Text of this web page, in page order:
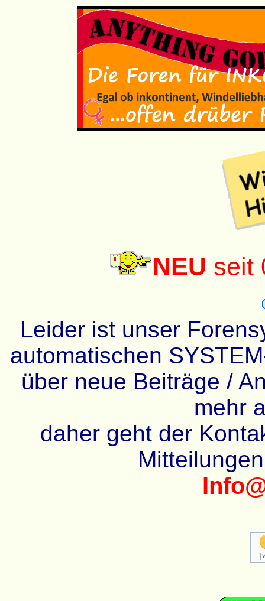
NEU seit
Leider ist unser
automatischen
über neue Beiträge /
mehr
daher geht der